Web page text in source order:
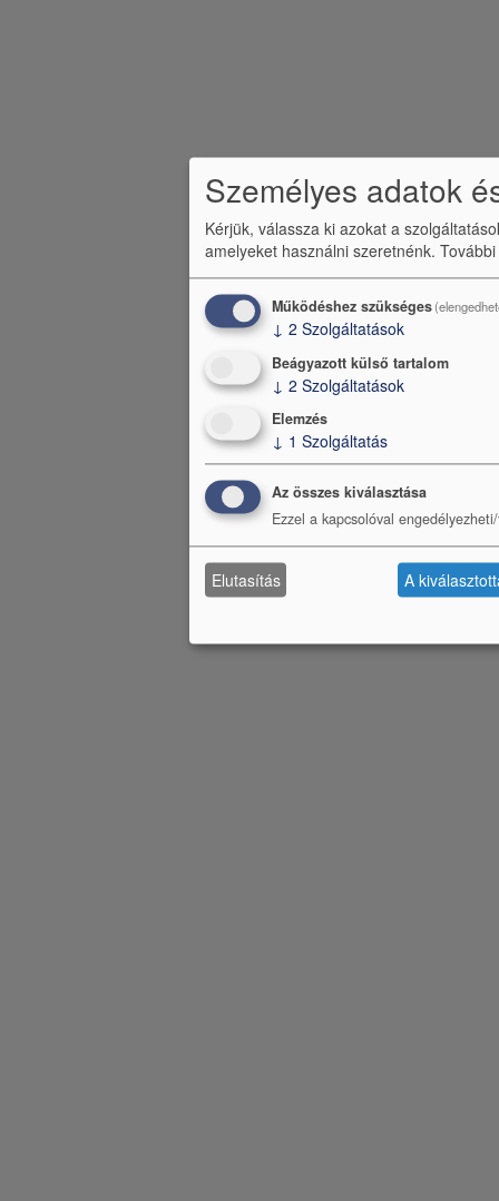
Személyes adatok
Kérjük, válassza ki azokat a
amelyeket használni szeretnénk.
Működéshez szükséges
↓ 2 Szolgáltatások
Beágyazott külső tartalom
↓ 2 Szolgáltatások
Elemzés
↓ 1 Szolgáltatás
Az összes kiválasztása
Ezzel a kapcsolóval
Elutasítás A